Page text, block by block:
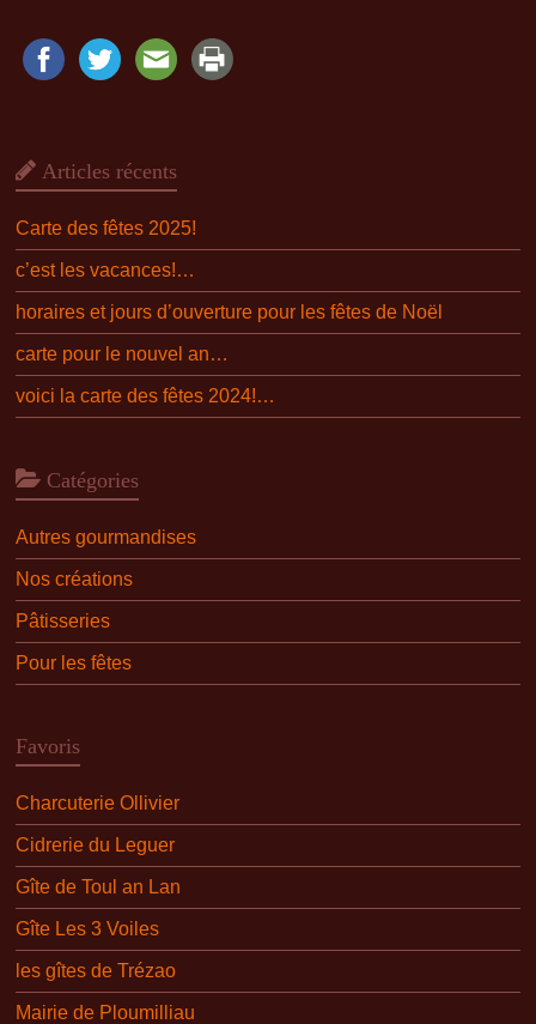
Articles récents
Carte des fêtes 2025!
c’est les vacances!…
horaires et jours d’ouverture pour les fêtes de Noël
carte pour le nouvel an…
voici la carte des fêtes 2024!…
Catégories
Autres gourmandises
Nos créations
Pâtisseries
Pour les fêtes
Favoris
Charcuterie Ollivier
Cidrerie du Leguer
Gîte de Toul an Lan
Gîte Les 3 Voiles
les gîtes de Trézao
Mairie de Ploumilliau